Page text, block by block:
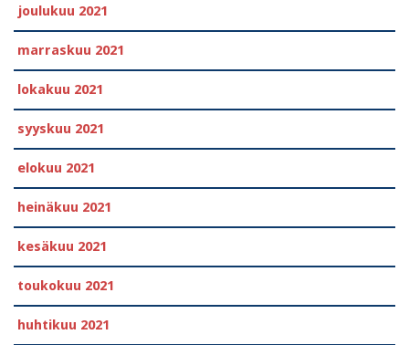
joulukuu 2021
marraskuu 2021
lokakuu 2021
syyskuu 2021
elokuu 2021
heinäkuu 2021
kesäkuu 2021
toukokuu 2021
huhtikuu 2021